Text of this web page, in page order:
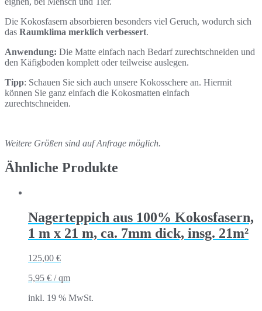
Die Kokosfasern absorbieren besonders viel Geruch, wodurch sich
das Raumklima merklich verbessert.
Anwendung: Die Matte einfach nach Bedarf zurechtschneiden und
den Käfigboden komplett oder teilweise auslegen.
Tipp: Schauen Sie sich auch unsere Kokosschere an. Hiermit
können Sie ganz einfach die Kokosmatten einfach
zurechtschneiden.
Weitere Größen sind auf Anfrage möglich.
Ähnliche Produkte
Nagerteppich aus 100% Kokosfasern,
1 m x 21 m, ca. 7mm dick, insg. 21m²
125,00 €
5,95 € /qm
inkl. 19 % MwSt.